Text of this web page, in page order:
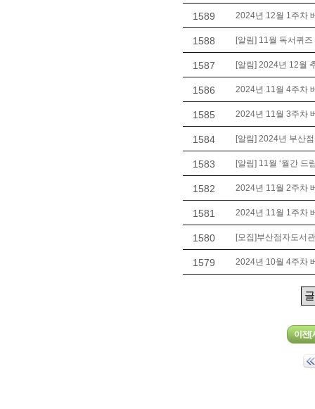
1589 2024년 12월 1주차
1588 [알림] 11월 독서퀴
1587 [알림] 2024년 12월
1586 2024년 11월 4주차
1585 2024년 11월 3주차
1584 [알림] 2024년 부산
1583 [알림] 11월 ‘월간 드
1582 2024년 11월 2주차
1581 2024년 11월 1주차
1580 [모집]부산점자도서
1579 2024년 10월 4주차